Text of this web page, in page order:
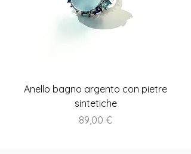
Anello bagno argento con pietre
sintetiche
Prezzo
89,00 €